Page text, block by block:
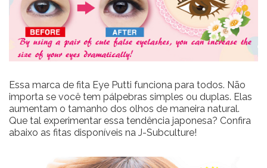
Essa marca de fita Eye Putti funciona para todos. Não
importa se você tem pálpebras simples ou duplas. Elas
aumentam o tamanho dos olhos de maneira natural.
Que tal experimentar essa tendência japonesa? Confira
abaixo as fitas disponíveis na J-Subculture!